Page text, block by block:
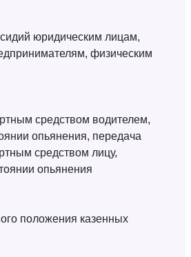
юридическим лицам,
физическим
средством водителем,
опьянения, передача
средством лицу,
опьянения
положения казенных